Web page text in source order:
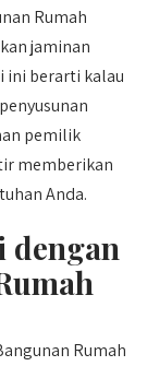
Rumah
jaminan
ini berarti kalau
pemilik
memberikan
Anda.
dengan
Rumah